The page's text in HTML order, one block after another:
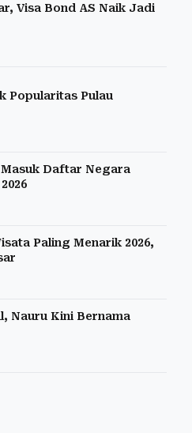
Visa Bond AS Naik Jadi
Popularitas Pulau
Daftar Negara
Paling Menarik 2026,
Nauru Kini Bernama